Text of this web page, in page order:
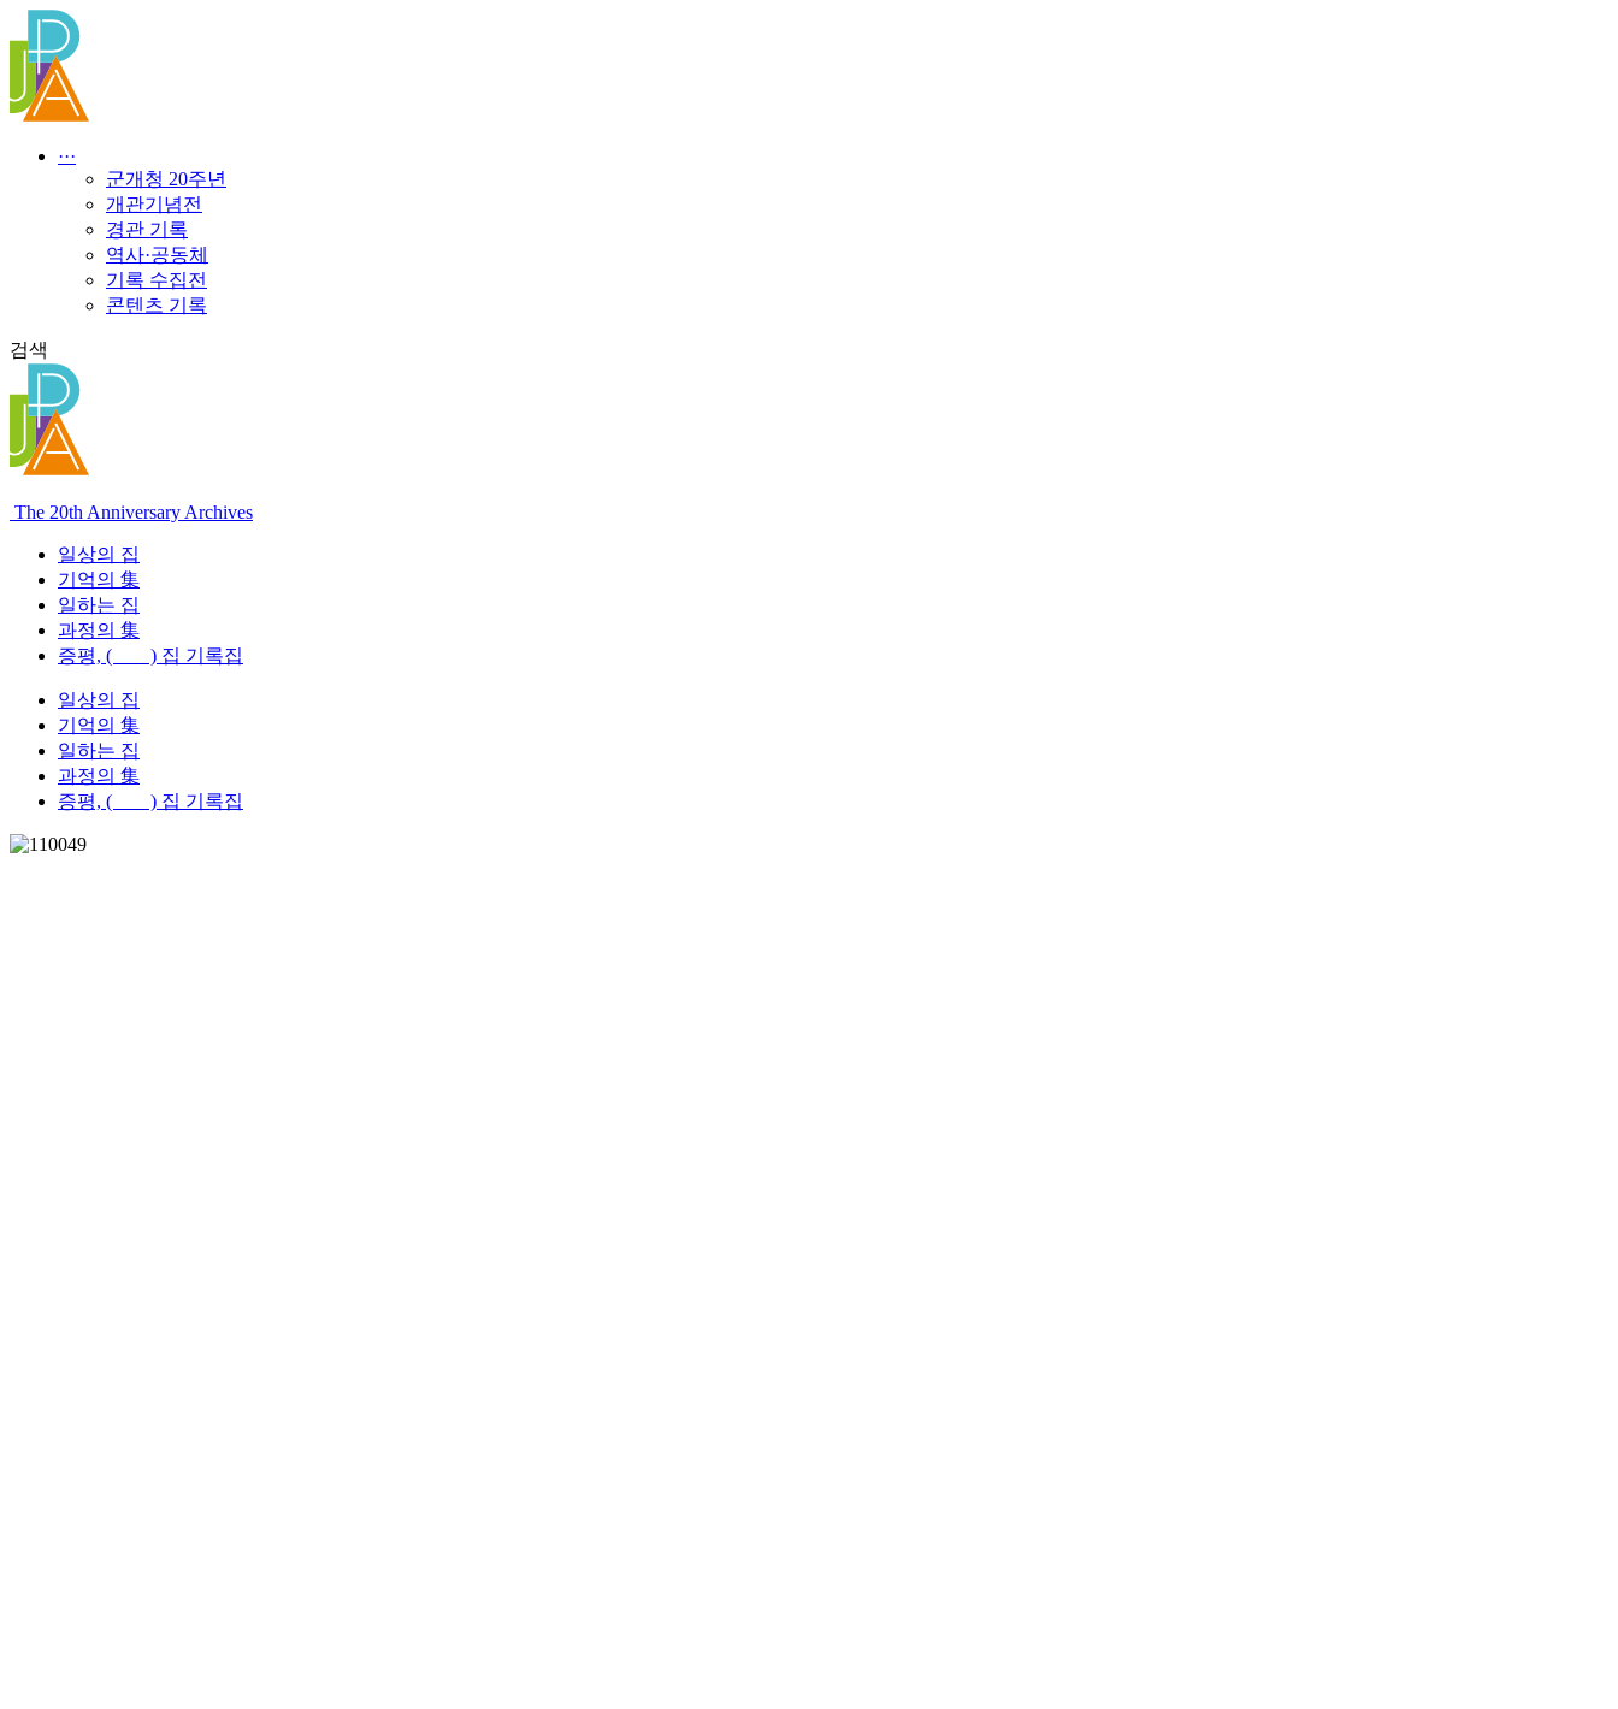
텐
로
건
···
군개청 20주년
개관기념전
경관 기록
역사·공동체
기록 수집전
콘텐츠 기록
검색
The 20th Anniversary Archives
일상의 집
기억의 集
일하는 집
과정의 集
증평, ( ) 집 기록집
일상의 집
기억의 集
일하는 집
과정의 集
증평, ( ) 집 기록집